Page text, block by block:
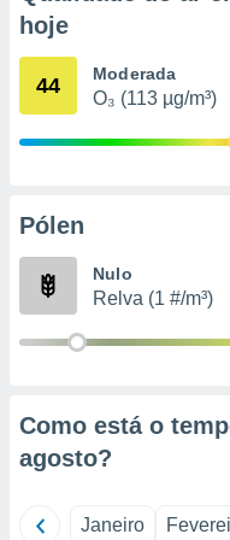
se
tal,
seu
ou opor-
o
num
hoje
44 Moderada
O₃ (113 µg/m³)
Pólen
Nulo
Relva (1 #/m³)
Como está o
agosto?
Janeiro